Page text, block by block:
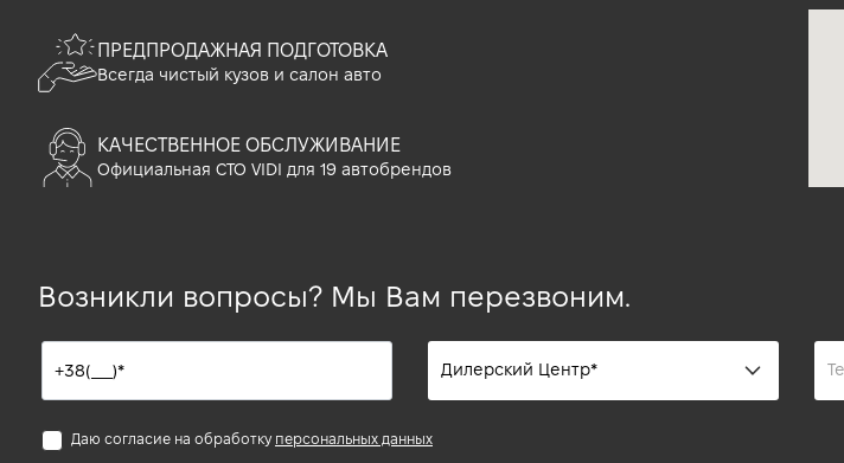
ПРЕДПРОДАЖНАЯ ПОДГОТОВКА
Всегда чистый кузов и салон авто
КАЧЕСТВЕННОЕ ОБСЛУЖИВАНИЕ
Официальная СТО VIDI для 19 автобрендов
Возникли вопросы? Мы Вам перезвоним.
Даю согласие на обработку персональных данных